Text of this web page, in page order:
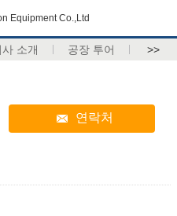
Equipment Co.,Ltd
사 소개 공장 투어 >>
연락처